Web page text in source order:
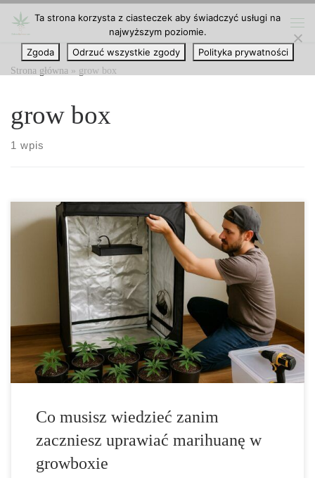
Przejdź do treści
Strona główna » grow box
grow box
1 wpis
Growbox – inteligentny ogród w domowym zaciszu Growbox to
wyjątkowe połączenie natury i technologii, które pozwala
prowadzić uprawę roślin w pełni kontrolowany sposób, bez
konieczności posiadania ogrodu czy balkonu. Ten kompaktowy
system indoor, nazywany również namiotem uprawowym,
umożliwia stworzenie doskonałych warunków do wzrostu roślin
przez cały rok. Dzięki nowoczesnym rozwiązaniom, […]
Co musisz wiedzieć zanim
zaczniesz uprawiać marihuanę w
growboxie
Ta strona korzysta z ciasteczek aby świadczyć usługi na
najwyższym poziomie.
Zgoda
Odrzuć wszystkie zgody Polityka prywatności